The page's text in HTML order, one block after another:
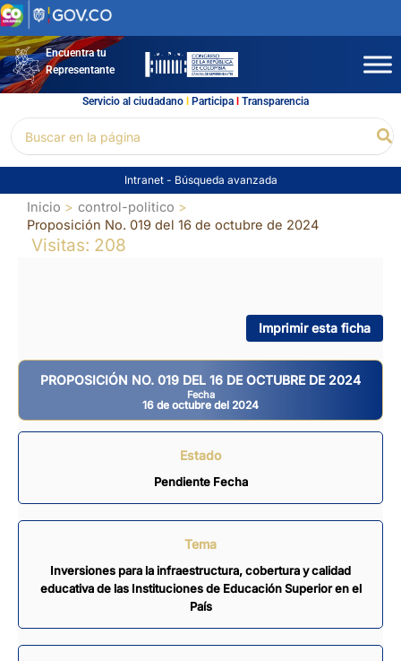
Ir
al
contenidoEncuentra tu
Representante
Servicio al ciudadano l Participal Transparencia
por:
Intranet - Búsqueda avanzada
Inicio
control-politico
Proposición No. 019 del 16 de octubre de 2024
Visitas: 208
Imprimir esta ficha
PROPOSICIÓN NO. 019 DEL 16 DE OCTUBRE DE 2024
Fecha
16 de octubre del 2024
Estado
Pendiente Fecha
Tema
Inversiones para la infraestructura, cobertura y calidad
educativa de las Instituciones de Educación Superior en el
País